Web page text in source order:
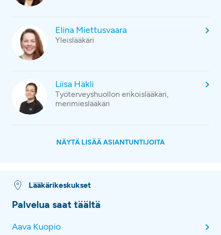
Elina Miettusvaara
Yleislääkäri
Liisa Häkli
Työterveyshuollon erikoislääkäri,
merimieslääkäri
NÄYTÄ LISÄÄ ASIANTUNTIJOITA
Lääkärikeskukset
Palvelua saat täältä
Aava Kuopio